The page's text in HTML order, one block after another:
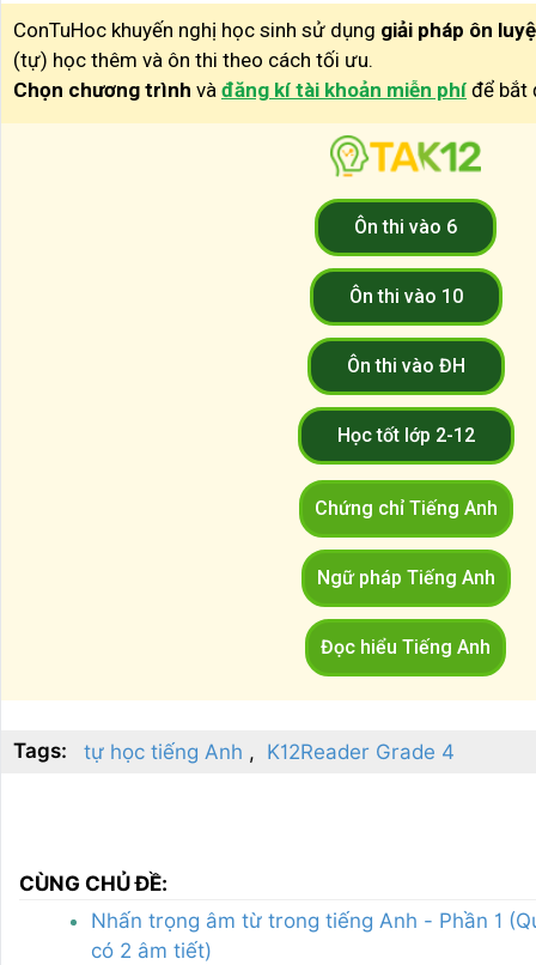
ConTuHoc khuyến nghị học sinh sử dụng giải pháp ôn
(tự) học thêm và ôn thi theo cách tối ưu.
Chọn chương trình và đăng kí tài khoản miễn phí để bắt
Ôn thi vào 6
Ôn thi vào 10
Ôn thi vào ĐH
Học tốt lớp 2-12
Chứng chỉ Tiếng Anh
Ngữ pháp Tiếng Anh
Đọc hiểu Tiếng Anh
Tags: tự học tiếng Anh K12Reader Grade 4
CÙNG CHỦ ĐỀ:
Nhấn trọng âm từ trong tiếng Anh - Phần 1
có 2 âm tiết)